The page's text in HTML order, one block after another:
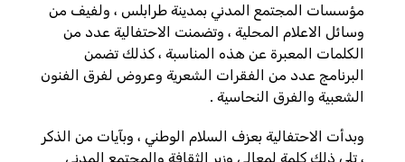
مؤسسات المجتمع المدني بمدينة طرابلس ، ولفيف من
وسائل الاعلام المحلية ، وتضمنت الاحتفالية عدد من
الكلمات المعبرة عن هذه المناسبة ، كذلك تضمن
البرنامج عدد من الفقرات الشعرية وعروض لفرق الفنون
الشعبية والفرق النحاسية .
وبدأت الاحتفالية بعزف السلام الوطني ، وبآيات من الذكر
، تلى ذلك كلمة لمعالي وزير الثقافة والمجتمع المدني